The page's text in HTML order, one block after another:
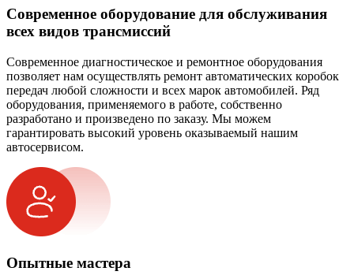
Современное оборудование для обслуживания
всех видов трансмиссий
Современное диагностическое и ремонтное оборудования
позволяет нам осуществлять ремонт автоматических коробок
передач любой сложности и всех марок автомобилей. Ряд
оборудования, применяемого в работе, собственно
разработано и произведено по заказу. Мы можем
гарантировать высокий уровень оказываемый нашим
автосервисом.
Опытные мастера